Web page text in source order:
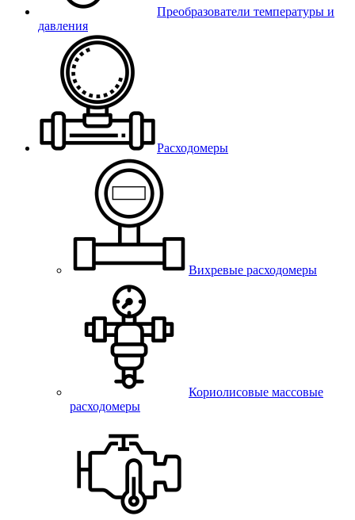
Преобразователи температуры и
давления
Расходомеры
Вихревые расходомеры
Кориолисовые массовые
расходомеры